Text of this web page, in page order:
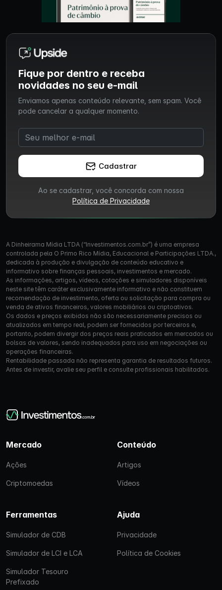
Fique por dentro e receba
novidades no seu e-mail
Enviamos apenas conteúdo relevante, sem spam. Você
pode cancelar a qualquer momento.
Cadastrar
Ao se cadastrar, você concorda com nossa
Política de Privacidade
A Dinheirama Mídia LTDA (“Investimentos.com.br”) é uma empresa
controlada pela O Primo Rico Mídia, Educacional e Participações LTDA.,
dedicada à produção e divulgação de conteúdo educativo e
informativo sobre finanças pessoais, investimentos e mercado.
As informações, artigos, vídeos, cotações e simuladores disponíveis
neste site têm caráter exclusivamente informativo e não constituem
recomendação de investimento, oferta ou solicitação para compra ou
venda de ativos financeiros, valores mobiliários ou criptoativos.
Os dados e preços exibidos não são necessariamente precisos ou
atualizados em tempo real, podem ser fornecidos por terceiros e,
portanto, podem divergir dos preços reais praticados em mercados ou
bolsas de valores, sendo inadequados para uso em negociações ou
operações financeiras.
Rentabilidade passada não representa garantia de resultados futuros.
Antes de investir, avalie seu perfil e consulte profissionais habilitados.
Mercado
Ações
Criptomoedas
Conteúdo
Artigos
Vídeos
Ferramentas
Simulador de CDB
Simulador de LCI e LCA
Simulador Tesouro
Prefixado
Ajuda
Privacidade
Política de Cookies